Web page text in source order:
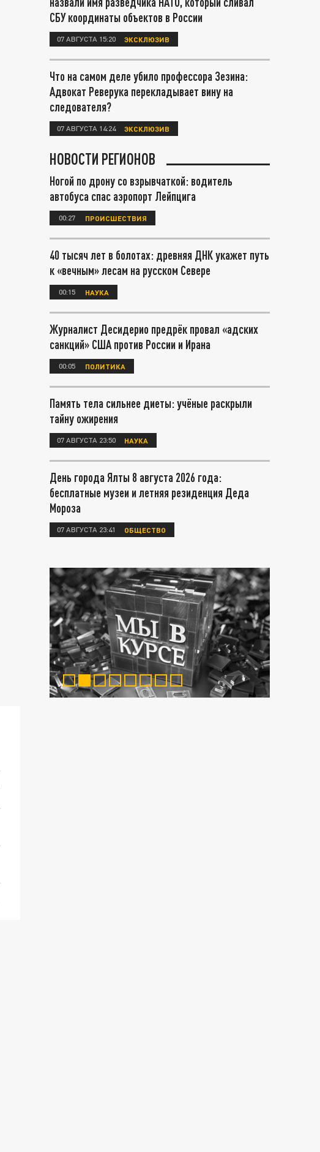
СБУ координаты объектов в России
07 АВГУСТА 15:20 ЭКСКЛЮЗИВ
Что на самом деле убило профессора Зезина:
Адвокат Реверука перекладывает вину на
следователя?
07 АВГУСТА 14:24 ЭКСКЛЮЗИВ
НОВОСТИ РЕГИОНОВ
Ногой по дрону со взрывчаткой: водитель
автобуса спас аэропорт Лейпцига
00:27 ПРОИСШЕСТВИЯ
40 тысяч лет в болотах: древняя ДНК укажет путь
к «вечным» лесам на русском Севере
00:15 НАУКА
Журналист Десидерио предрёк провал «адских
санкций» США против России и Ирана
00:05 ПОЛИТИКА
Память тела сильнее диеты: учёные раскрыли
тайну ожирения
07 АВГУСТА 23:50 НАУКА
День города Ялты 8 августа 2026 года:
бесплатные музеи и летняя резиденция Деда
Мороза
07 АВГУСТА 23:41 ОБЩЕСТВО